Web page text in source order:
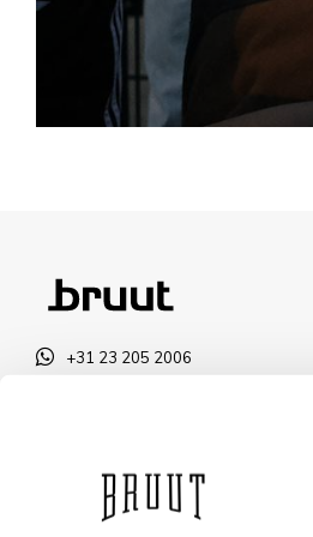
+31 23 205 2006
OPENINGSTIJDEN